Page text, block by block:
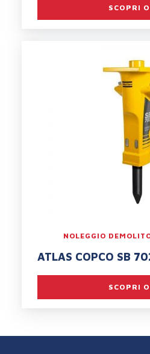
SCOPRI
NOLEGGIO
ATLAS COPCO SB
SCOPRI